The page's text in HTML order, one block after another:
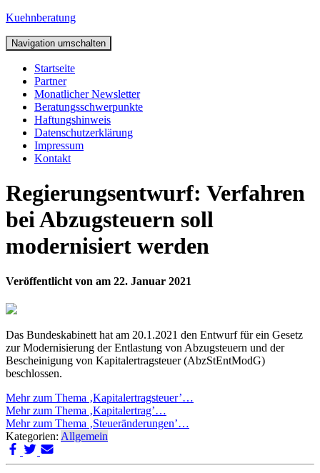
Kuehnberatung
Navigation umschalten
Startseite
Partner
Monatlicher Newsletter
Beratungsschwerpunkte
Haftungshinweis
Datenschutzerklärung
Impressum
Kontakt
Regierungsentwurf: Verfahren
bei Abzugsteuern soll
modernisiert werden
Veröffentlicht von am 22. Januar 2021
Das Bundeskabinett hat am 20.1.2021 den Entwurf für ein Gesetz
zur Modernisierung der Entlastung von Abzugsteuern und der
Bescheinigung von Kapitalertragsteuer (AbzStEntModG)
beschlossen.
Mehr zum Thema ‚Kapitalertragsteuer’…
Mehr zum Thema ‚Kapitalertrag’…
Mehr zum Thema ‚Steueränderungen’…
Kategorien: Allgemein